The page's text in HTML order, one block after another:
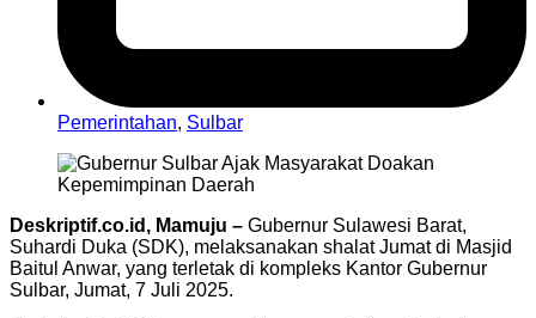
Pemerintahan, Sulbar
Deskriptif.co.id, Mamuju – Gubernur Sulawesi Barat,
Suhardi Duka (SDK), melaksanakan shalat Jumat di Masjid
Baitul Anwar, yang terletak di kompleks Kantor Gubernur
Sulbar, Jumat, 7 Juli 2025.